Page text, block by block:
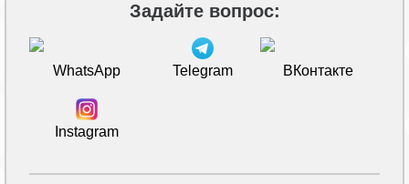
Задайте вопрос:
WhatsApp Telegram ВКонтакте
Instagram